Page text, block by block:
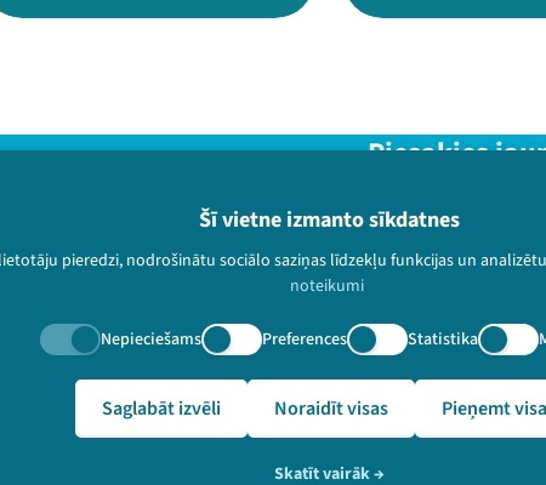
Šī vietne izmanto sīkdatnes
pieredzi, nodrošinātu sociālo saziņas līdzekļu funkcijas un
noteikumi
Nepieciešams Preferences Statistika
Saglabāt izvēli Noraidīt visas Pieņemt
Skatīt vairāk→
paturētas.
Piesakies
Nepalaid garām
🔗 https://festivalslampa.lv/lv/dalibnieki/